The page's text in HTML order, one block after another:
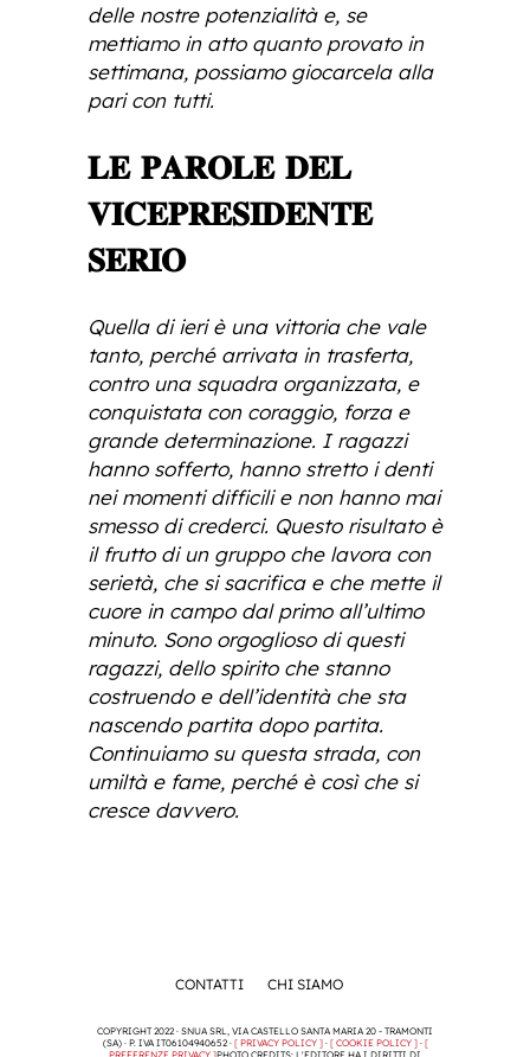
delle nostre potenzialità e, se
mettiamo in atto quanto provato in
settimana, possiamo giocarcela alla
pari con tutti.
𝐋𝐄 𝐏𝐀𝐑𝐎𝐋𝐄 𝐃𝐄𝐋
𝐕𝐈𝐂𝐄𝐏𝐑𝐄𝐒𝐈𝐃𝐄𝐍𝐓𝐄
𝐒𝐄𝐑𝐈𝐎
Quella di ieri è una vittoria che vale
tanto, perché arrivata in trasferta,
contro una squadra organizzata, e
conquistata con coraggio, forza e
grande determinazione. I ragazzi
hanno sofferto, hanno stretto i denti
nei momenti difficili e non hanno mai
smesso di crederci. Questo risultato è
il frutto di un gruppo che lavora con
serietà, che si sacrifica e che mette il
cuore in campo dal primo all’ultimo
minuto. Sono orgoglioso di questi
ragazzi, dello spirito che stanno
costruendo e dell’identità che sta
nascendo partita dopo partita.
Continuiamo su questa strada, con
umiltà e fame, perché è così che si
cresce davvero.
CONTATTI CHI SIAMO
COPYRIGHT 2022 · SNUA SRL, VIA CASTELLO SANTA MARIA 20 - TRAMONTI
(SA) · P. IVA IT06104940652 · [ PRIVACY POLICY ]· [ COOKIE POLICY ]· [
PREFERENZE PRIVACY ]PHOTO CREDITS: L'EDITORE HA I DIRITTI DI